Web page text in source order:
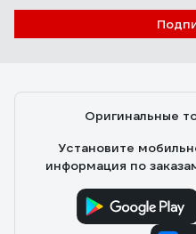
Оригинальные
Установите
информация по